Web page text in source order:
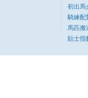
初出馬
騎練配
馬匹搬
貼士指